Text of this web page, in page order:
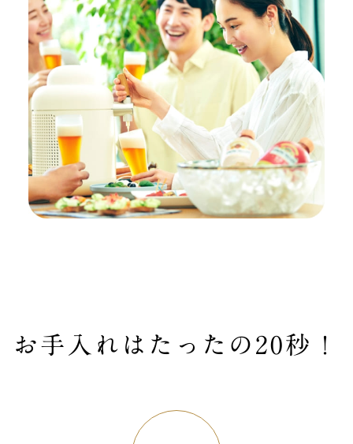
お手入れはたったの20秒！